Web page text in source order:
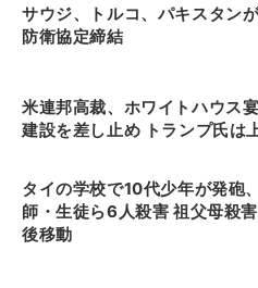
サウジ、トルコ、パキスタン
防衛協定締結
米連邦高裁、ホワイトハウス
建設を差し止め トランプ氏は
タイの学校で10代少年が発砲
師・生徒ら6人殺害 祖父母殺
後移動